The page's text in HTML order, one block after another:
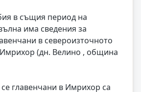
в същия период на
има сведения за
в североизточното
Имрихор (дн. Велино , община
главенчани в Имрихор са